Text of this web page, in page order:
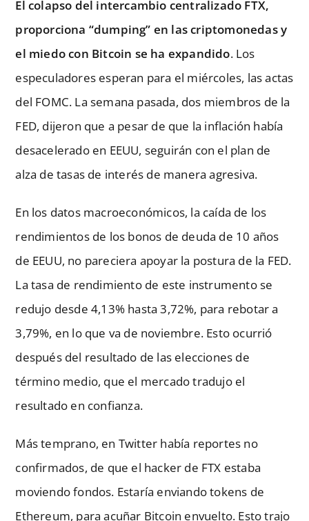
El colapso del intercambio centralizado FTX,
proporciona “dumping” en las criptomonedas y
el miedo con Bitcoin se ha expandido. Los
especuladores esperan para el miércoles, las actas
del FOMC. La semana pasada, dos miembros de la
FED, dijeron que a pesar de que la inflación había
desacelerado en EEUU, seguirán con el plan de
alza de tasas de interés de manera agresiva.
En los datos macroeconómicos, la caída de los
rendimientos de los bonos de deuda de 10 años
de EEUU, no pareciera apoyar la postura de la FED.
La tasa de rendimiento de este instrumento se
redujo desde 4,13% hasta 3,72%, para rebotar a
3,79%, en lo que va de noviembre. Esto ocurrió
después del resultado de las elecciones de
término medio, que el mercado tradujo el
resultado en confianza.
Más temprano, en Twitter había reportes no
confirmados, de que el hacker de FTX estaba
moviendo fondos. Estaría enviando tokens de
Ethereum, para acuñar Bitcoin envuelto. Esto trajo